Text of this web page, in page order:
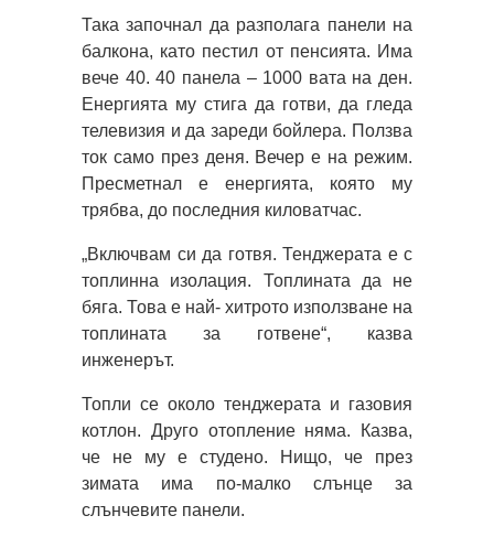
Така започнал да разполага панели на
балкона, като пестил от пенсията. Има
вече 40. 40 панела – 1000 вата на ден.
Енергията му стига да готви, да гледа
телевизия и да зареди бойлера. Ползва
ток само през деня. Вечер е на режим.
Пресметнал е енергията, която му
трябва, до последния киловатчас.
„Включвам си да готвя. Тенджерата е с
топлинна изолация. Топлината да не
бяга. Това е най- хитрото използване на
топлината за готвене“, казва
инженерът.
Топли се около тенджерата и газовия
котлон. Друго отопление няма. Казва,
че не му е студено. Нищо, че през
зимата има по-малко слънце за
слънчевите панели.